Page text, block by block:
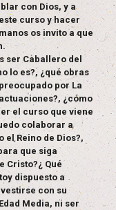
con Dios, y a
curso y hacer
os invito a que
ser Caballero del
lo es?, ¿qué obras
por La
¿cómo
el curso que viene
colaborar a
Reino de Dios?,
que siga
Cristo?¿ Qué
dispuesto a
con su
Media, ni ser